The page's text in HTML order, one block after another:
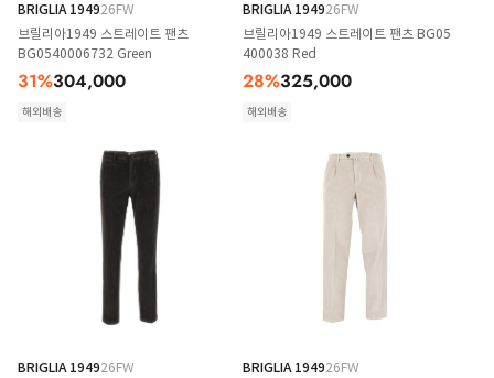
BRIGLIA 194926FW
브릴리아1949 스트레이트 팬츠
BG0540006732 Green
31%304,000
해외배송
BRIGLIA 194926FW
브릴리아1949 스트레이트 팬츠 BG05
400038 Red
28%325,000
해외배송
BRIGLIA 194926FW
BRIGLIA 194926FW